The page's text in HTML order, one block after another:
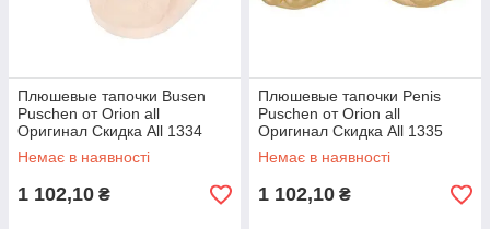
Плюшевые тапочки Busen
Puschen от Orion all
Оригинал Скидка All 1334
Немає в наявності
1 102,10 ₴
Плюшевые тапочки Penis
Puschen от Orion all
Оригинал Скидка All 1335
Немає в наявності
1 102,10 ₴